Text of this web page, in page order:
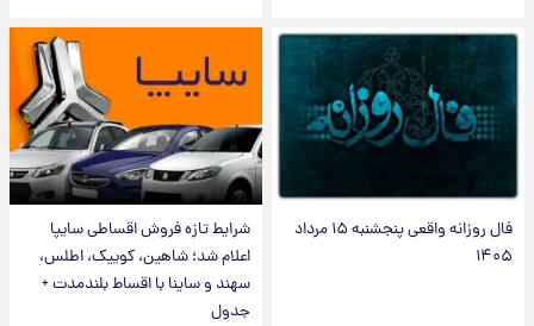
فال روزانه واقعی پنجشنبه ۱۵ مرداد
۱۴۰۵
شرایط تازه فروش اقساطی سایپا
اعلام شد؛ شاهین، کوییک، اطلس،
سهند و ساینا با اقساط بلندمدت +
جدول